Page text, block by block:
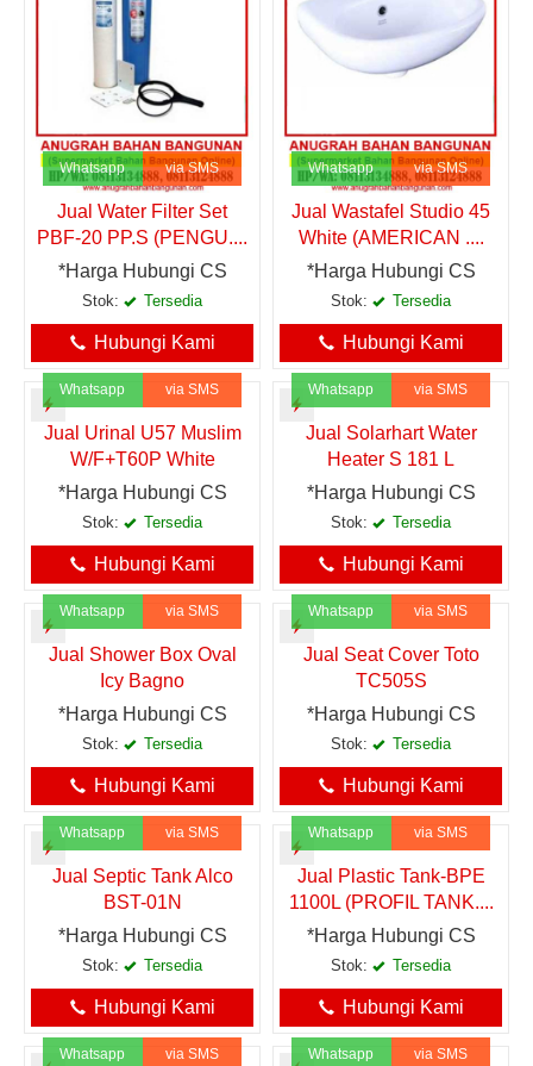
Whatsapp via SMS
Jual Water Filter Set
PBF-20 PP.S (PENGU....
*Harga Hubungi CS
Stok: Tersedia
Hubungi Kami
Whatsapp via SMS
Jual Wastafel Studio 45
White (AMERICAN ....
*Harga Hubungi CS
Stok: Tersedia
Hubungi Kami
Whatsapp via SMS
Jual Urinal U57 Muslim
W/F+T60P White
*Harga Hubungi CS
Stok: Tersedia
Hubungi Kami
Whatsapp via SMS
Jual Solarhart Water
Heater S 181 L
*Harga Hubungi CS
Stok: Tersedia
Hubungi Kami
Whatsapp via SMS
Jual Shower Box Oval
Icy Bagno
*Harga Hubungi CS
Stok: Tersedia
Hubungi Kami
Whatsapp via SMS
Jual Seat Cover Toto
TC505S
*Harga Hubungi CS
Stok: Tersedia
Hubungi Kami
Whatsapp via SMS
Jual Septic Tank Alco
BST-01N
*Harga Hubungi CS
Stok: Tersedia
Hubungi Kami
Whatsapp via SMS
Jual Plastic Tank-BPE
1100L (PROFIL TANK....
*Harga Hubungi CS
Stok: Tersedia
Hubungi Kami
Whatsapp via SMS Whatsapp via SMS